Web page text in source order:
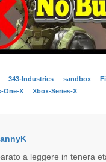
343-Industries sandbox
One-X Xbox-Series-X
a leggere in tenera